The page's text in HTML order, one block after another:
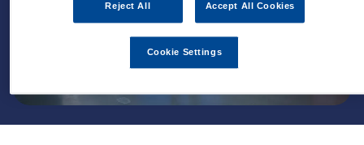
Reject All Accept All Cookies
Cookie Settings